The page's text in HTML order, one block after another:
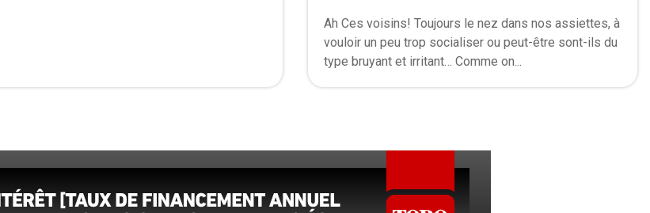
Ah Ces voisins! Toujours le nez dans nos assiettes, à
vouloir un peu trop socialiser ou peut-être sont-ils du
type bruyant et irritant… Comme on...